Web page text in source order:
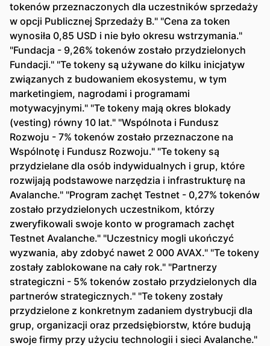
tokenów przeznaczonych dla uczestników sprzedaży
w opcji Publicznej Sprzedaży B." "Cena za token
wynosiła 0,85 USD i nie było okresu wstrzymania."
"Fundacja - 9,26% tokenów zostało przydzielonych
Fundacji." "Te tokeny są używane do kilku inicjatyw
związanych z budowaniem ekosystemu, w tym
marketingiem, nagrodami i programami
motywacyjnymi." "Te tokeny mają okres blokady
(vesting) równy 10 lat." "Wspólnota i Fundusz
Rozwoju - 7% tokenów zostało przeznaczone na
Wspólnotę i Fundusz Rozwoju." "Te tokeny są
przydzielane dla osób indywidualnych i grup, które
rozwijają podstawowe narzędzia i infrastrukturę na
Avalanche." "Program zachęt Testnet - 0,27% tokenów
zostało przydzielonych uczestnikom, którzy
zweryfikowali swoje konto w programach zachęt
Testnet Avalanche." "Uczestnicy mogli ukończyć
wyzwania, aby zdobyć nawet 2 000 AVAX." "Te tokeny
zostały zablokowane na cały rok." "Partnerzy
strategiczni - 5% tokenów zostało przydzielonych dla
partnerów strategicznych." "Te tokeny zostały
przydzielone z konkretnym zadaniem dystrybucji dla
grup, organizacji oraz przedsiębiorstw, które budują
swoje firmy przy użyciu technologii i sieci Avalanche."